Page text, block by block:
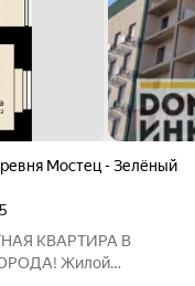
Мостец - Зелёный
КВАРТИРА В
Жилой